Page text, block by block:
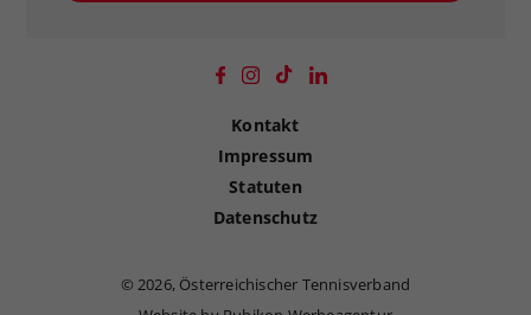
Kontakt
Impressum
Statuten
Datenschutz
©2026, Österreichischer Tennisverband